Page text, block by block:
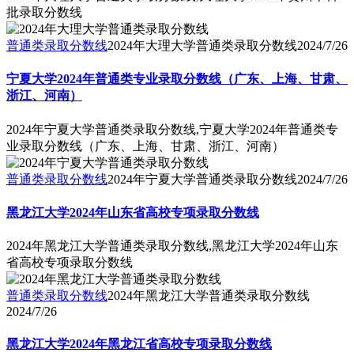
批录取分数线
普通类录取分数线2024年大理大学普通类录取分数线2024/7/26
宁夏大学2024年普通类专业录取分数线（广东、上海、甘肃、
浙江、河南）
2024年宁夏大学普通类录取分数线,宁夏大学2024年普通类专
业录取分数线（广东、上海、甘肃、浙江、河南）
普通类录取分数线2024年宁夏大学普通类录取分数线2024/7/26
黑龙江大学2024年山东省高校专项录取分数线
2024年黑龙江大学普通类录取分数线,黑龙江大学2024年山东
省高校专项录取分数线
普通类录取分数线2024年黑龙江大学普通类录取分数线
2024/7/26
黑龙江大学2024年黑龙江省高校专项录取分数线